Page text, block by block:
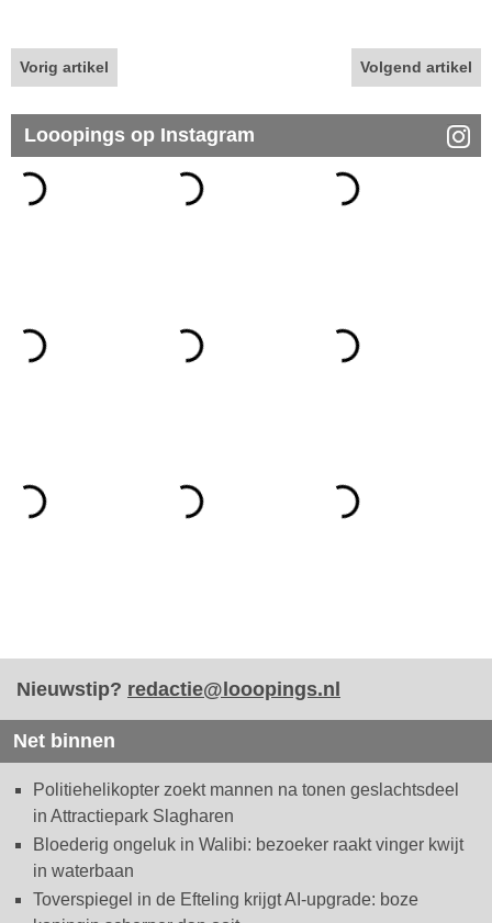
Vorig artikel Volgend artikel
Looopings op Instagram
Nieuwstip? redactie@looopings.nl
Net binnen
Politiehelikopter zoekt mannen na tonen geslachtsdeel
in Attractiepark Slagharen
Bloederig ongeluk in Walibi: bezoeker raakt vinger kwijt
in waterbaan
Toverspiegel in de Efteling krijgt AI-upgrade: boze